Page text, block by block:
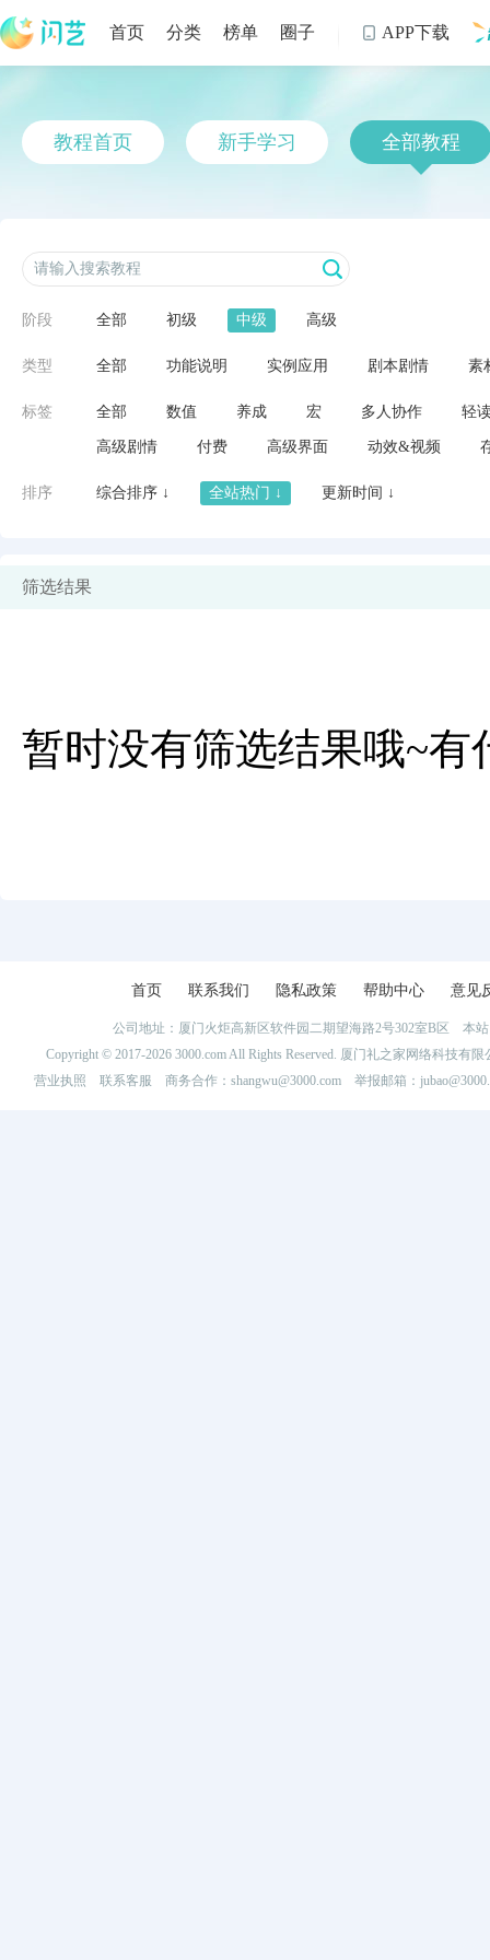
首页 分类 榜单 圈子  APP下载
教程首页 新手学习 全部教程
阶段 全部 初级 中级 高级
类型 全部 功能说明 实例应用 剧本剧情 素
标签 全部 数值 养成 宏 多人协作 轻
高级剧情 付费 高级界面 动效&视频
排序 综合排序 ↓ 全站热门 ↓ 更新时间 ↓
筛选结果
暂时没有筛选结果哦~
首页 联系我们 隐私政策 帮助中心 意见
公司地址：厦门火炬高新区软件园二期望海路2号302室B区 本
Copyright © 2017-2026 3000.com All Rights Reserved. 厦门礼之家网络科技
营业执照
联系客服 商务合作：shangwu@3000.com 举报邮箱：